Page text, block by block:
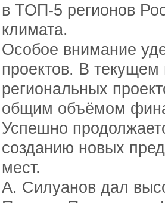
в ТОП-5 регионов
климата.
Особое внимание
проектов. В текущем
региональных
общим объёмом
Успешно
созданию новых
мест.
А. Силуанов дал